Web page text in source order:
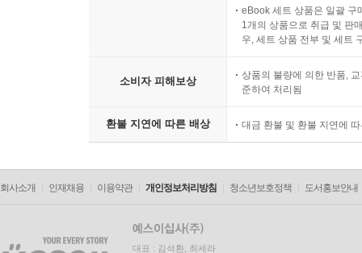
eBook 세트 상품은 일괄 구
1개의 상품으로 취급 및 판
우, 세트 상품 전부 및 세트
소비자 피해보상
상품의 불량에 의한 반품,
준하여 처리됨
환불 지연에 따른 배상 대금 환불 및 환불 지연에
회사소개 인재채용 이용약관 개인정보처리방침 청소년보호정책 도서홍보안내
대표 : 김석환, 최세라